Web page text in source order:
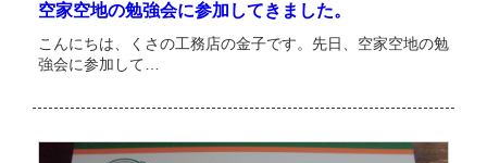
空家空地の勉強会に参加してきました。
こんにちは、くさの工務店の金子です。先日、空家空地の勉
強会に参加して…